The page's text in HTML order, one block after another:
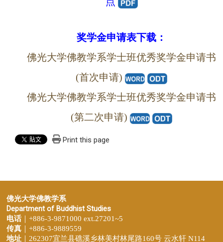
奖学金申请表下载：
佛光大学佛教学系学士班优秀奖学金申请书
(首次申请)
佛光大学佛教学系学士班优秀奖学金申请书
(第二次申请)
Print this page
佛光大学佛教学系
Department of Buddhist Studies
电话 ｜+886-3-9871000 ext.27201~5
传真 ｜+886-3-9889559
地址 ｜262307宜兰县礁溪乡林美村林尾路160号 云水轩 N114